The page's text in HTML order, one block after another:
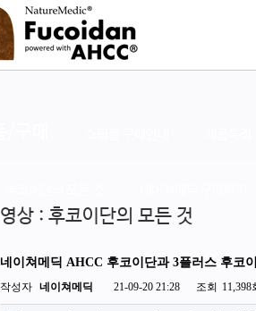
영상 : 후코이단의 모든 것
네이쳐메딕 AHCC 후코이단과 3플러스 후코
작성자 네이쳐메딕 21-09-20 21:28 조회 11,398